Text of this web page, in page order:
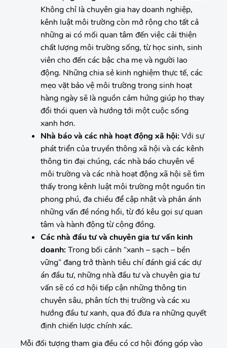
Không chỉ là chuyên gia hay doanh nghiệp,
kênh luật môi trường còn mở rộng cho tất cả
những ai có mối quan tâm đến việc cải thiện
chất lượng môi trường sống, từ học sinh, sinh
viên cho đến các bậc cha mẹ và người lao
động. Những chia sẻ kinh nghiệm thực tế, các
mẹo vặt bảo vệ môi trường trong sinh hoạt
hàng ngày sẽ là nguồn cảm hứng giúp họ thay
đổi thói quen và hướng tới một cuộc sống
xanh hơn.
Nhà báo và các nhà hoạt động xã hội: Với sự
phát triển của truyền thông xã hội và các kênh
thông tin đại chúng, các nhà báo chuyên về
môi trường và các nhà hoạt động xã hội sẽ tìm
thấy trong kênh luật môi trường một nguồn tin
phong phú, đa chiều để cập nhật và phản ánh
những vấn đề nóng hổi, từ đó kêu gọi sự quan
tâm và hành động từ cộng đồng.
Các nhà đầu tư và chuyên gia tư vấn kinh
doanh: Trong bối cảnh “xanh – sạch – bền
vững” đang trở thành tiêu chí đánh giá các dự
án đầu tư, những nhà đầu tư và chuyên gia tư
vấn sẽ có cơ hội tiếp cận những thông tin
chuyên sâu, phân tích thị trường và các xu
hướng đầu tư xanh, qua đó đưa ra những quyết
định chiến lược chính xác.
Mỗi đối tượng tham gia đều có cơ hội đóng góp vào